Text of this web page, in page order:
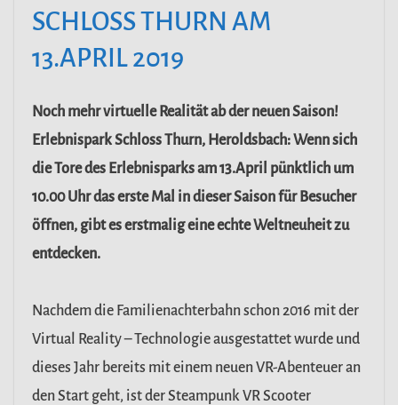
SCHLOSS THURN AM 1
3.APRIL 2019
Noch mehr virtuelle Realität ab der neuen Saison!
Erlebnispark Schloss Thurn, Heroldsbach: Wenn sich
die Tore des Erlebnisparks am 13.April pünktlich um
10.00 Uhr das erste Mal in dieser Saison für Besucher
öffnen, gibt es erstmalig eine echte Weltneuheit zu
entdecken.
Nachdem die Familienachterbahn schon 2016 mit der
Virtual Reality – Technologie ausgestattet wurde und
dieses Jahr bereits mit einem neuen VR-Abenteuer an
den Start geht, ist der Steampunk VR Scooter